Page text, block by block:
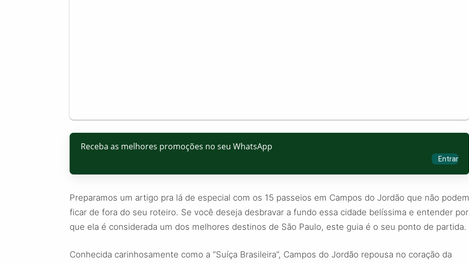
Receba as melhores promoções no seu WhatsApp
Entrar
Preparamos um artigo pra lá de especial com os 15 passeios em Campos do Jordão que não podem
ficar de fora do seu roteiro. Se você deseja desbravar a fundo essa cidade belíssima e entender por
que ela é considerada um dos melhores destinos de São Paulo, este guia é o seu ponto de partida.
Conhecida carinhosamente como a “Suíça Brasileira”, Campos do Jordão repousa no coração da